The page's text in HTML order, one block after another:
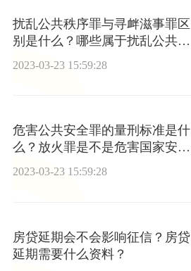
扰乱公共秩序罪与寻衅滋事罪区
别是什么？哪些属于扰乱公共秩
2023-03-23 15:59:28
危害公共安全罪的量刑标准是什
么？放火罪是不是危害国家安全
罪？
2023-03-23 15:59:28
房贷延期会不会影响征信？房贷
延期需要什么资料？